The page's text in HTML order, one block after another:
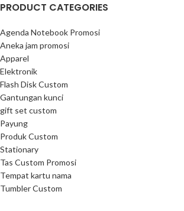
PRODUCT CATEGORIES
Agenda Notebook Promosi
Aneka jam promosi
Apparel
Elektronik
Flash Disk Custom
Gantungan kunci
gift set custom
Payung
Produk Custom
Stationary
Tas Custom Promosi
Tempat kartu nama
Tumbler Custom